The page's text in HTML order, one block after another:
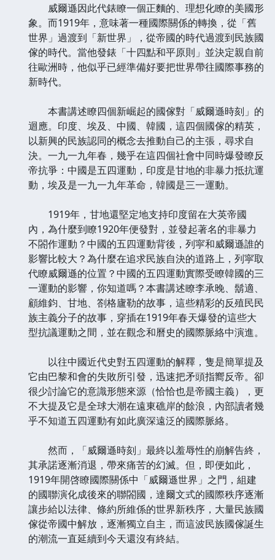
威爾遜因此代錶瞭一個正麵的、理想化瞭的美國形
象。而1919年，意味著一種國際關係的轉換，從「舊
世界」過渡到「新世界」，從帝國的時代過渡到民族國
傢的時代。當他發錶「十四點和平原則」並決定親自前
往歐洲時，他似乎已經準備好要把世界帶往國際事務的
新時代。
本書講述瞭四個新崛起的國傢對「威爾遜時刻」的
迴應。印度、埃及、中國、韓國，這四個國傢的精英，
以新興的民族認同的概念去推動自己的主張，尋求自
決。一九一九年春，幾乎在這四個社會中同時爆發瞭反
帝抗爭：中國是五四運動，印度是甘地的非暴力抵抗運
動，埃及是一九一九年革命，韓國是三一運動。
1919年，甘地還堅定地支持印度留在大英帝國
內，為什麼到瞭1920年便發對，並發起著名的非暴力
不閤作運動？中國的五四運動背後，列寜和威爾遜誰的
影響比較大？為什麼在追求民族自決的道路上，列寜取
代瞭威爾遜的位置？中國的五四運動實際受瞭韓國的三
一運動的影響，你知道嗎？本書講述瞭李承晚、鬍適、
顧維鈞、甘地、劄格廬勒的故事，這些精彩的反殖民民
族主義分子的故事，穿插在1919年春天爆發的這些大
型抗議運動之間，並在觀念和曆史的國際脈絡中演進。
以往中國近代史對五四運動的解釋，隻是簡單提及
它由巴黎和會的失敗所引發，迅速把矛頭指嚮反帝。卻
很少討論它的意識形態來源（恰恰也是帝國主義），更
不大提及它是全球大潮在遠東礁岸的餘浪，內部讀者幾
乎不知道五四運動有如此廣深遠泛的國際脈絡。
然而，「威爾遜時刻」最終以羞辱性的崩解告終，
其承諾逐漸消退，帶來痛苦的幻滅。但，即便如此，
1919年開啓瞭國際關係中「威爾遜世界」之門，組建
的國聯演化成後來的聯閤國，達爾文式的國際秩序逐漸
讓步給以法律、條約所維係的世界新秩序，大量民族國
傢從帝國中解放，逐漸獨立自主，而這波民族國傢誕生
的潮流一直延續到今天還沒有終結。